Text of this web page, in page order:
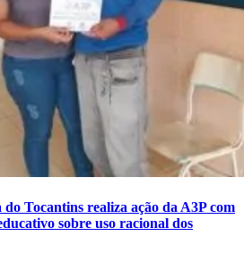
Tocantins realiza ação da A3P com
sobre uso racional dos